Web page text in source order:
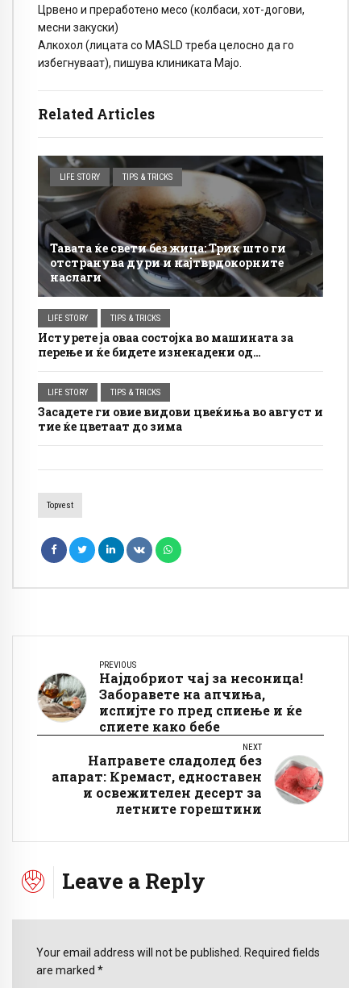
Related Articles
LIFE STORY TIPS & TRICKS
Тавата ќе свети без жица: Трик што ги
отстранува дури и најтврдокорните
наслаги
LIFE STORY TIPS & TRICKS
Истурете ја оваа состојка во машината за
перење и ќе бидете изненадени од
полесно, а облеката изгледа посвежа
LIFE STORY TIPS & TRICKS
Засадете ги овие видови цвеќиња во август и
тие ќе цветаат до зима
Црвено и преработено месо (колбаси, хот-догови,
месни закуски)
Алкохол (лицата со MASLD треба целосно да го
избегнуваат), пишува клиниката Мајо.
Topvest
PREVIOUS
Најдобриот чај за несоница!
Заборавете на апчиња,
испијте го пред спиење и ќе
спиете како бебе
NEXT
Направете сладолед без
апарат: Кремаст, едноставен
и освежителен десерт за
летните горештини
Leave a Reply
Your email address will not be published. Required fields
are marked *